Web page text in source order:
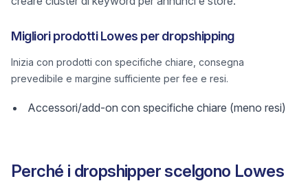
Migliori prodotti Lowes per dropshipping
Inizia con prodotti con specifiche chiare, consegna
prevedibile e margine sufficiente per fee e resi.
Accessori/add-on con specifiche chiare (meno resi)
Perché i dropshipper scelgono Lowes